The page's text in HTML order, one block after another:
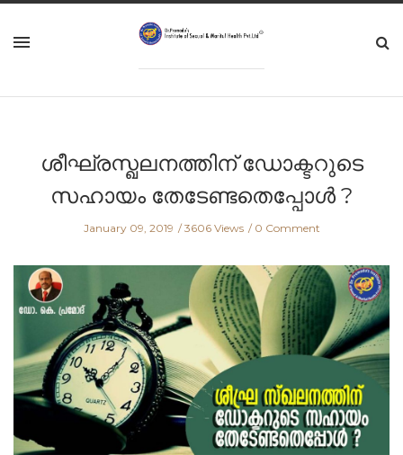
ശീഘ്രസ്ഖലനത്തിന് ഡോക്ടറുടെ
സഹായം തേടേണ്ടതെപ്പോള്‍ ?
January 09, 2019 3606 Views 0 Comment